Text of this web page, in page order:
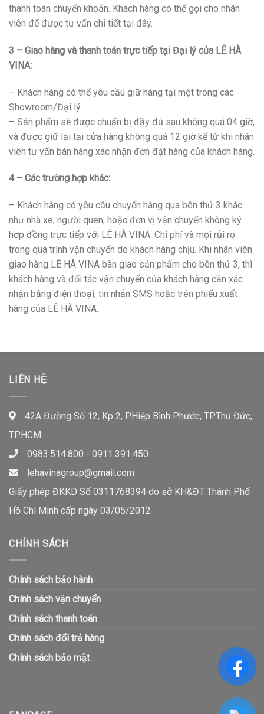
thanh toán chuyển khoản. Khách hàng có thể gọi cho nhân
viên để được tư vấn chi tiết tại đây.
3 – Giao hàng và thanh toán trực tiếp tại Đại lý của LÊ HÀ
VINA:
– Khách hàng có thể yêu cầu giữ hàng tại một trong các
Showroom/Đại lý.
– Sản phẩm sẽ được chuẩn bị đầy đủ sau không quá 04 giờ,
và được giữ lại tại cửa hàng không quá 12 giờ kể từ khi nhân
viên tư vấn bán hàng xác nhận đơn đặt hàng của khách hàng.
4 – Các trường hợp khác:
– Khách hàng có yêu cầu chuyển hàng qua bên thứ 3 khác
như nhà xe, người quen, hoặc đơn vị vận chuyển không ký
hợp đồng trực tiếp với LÊ HÀ VINA. Chi phí và mọi rủi ro
trong quá trình vận chuyển do khách hàng chịu. Khi nhân viên
giao hàng LÊ HÀ VINA bàn giao sản phẩm cho bên thứ 3, thì
khách hàng và đối tác vận chuyển của khách hàng cần xác
nhận bằng điện thoại, tin nhắn SMS hoặc trên phiếu xuất
hàng của LÊ HÀ VINA.
LIÊN HỆ
42A Đường Số 12, Kp 2, P.Hiệp Bình Phước, TP.Thủ Đức,
TP.HCM
0983.514.800 - 0911.391.450
lehavinagroup@gmail.com
Giấy phép ĐKKD Số 0311768394 do sở KH&ĐT Thành Phố
Hồ Chí Minh cấp ngày 03/05/2012
CHÍNH SÁCH
Chính sách bảo hành
Chính sách vận chuyển
Chính sách thanh toán
Chính sách đổi trả hàng
Chính sách bảo mật